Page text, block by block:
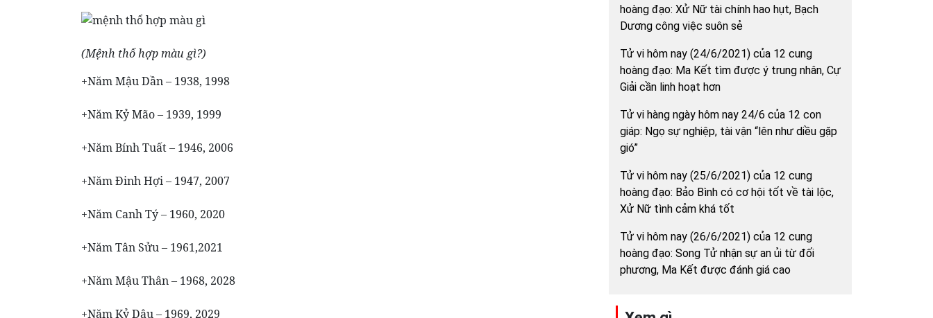
(Mệnh thổ hợp màu gì?)
+Năm Mậu Dần – 1938, 1998
+Năm Kỷ Mão – 1939, 1999
+Năm Bính Tuất – 1946, 2006
+Năm Đinh Hợi – 1947, 2007
+Năm Canh Tý – 1960, 2020
+Năm Tân Sửu – 1961,2021
+Năm Mậu Thân – 1968, 2028
+Năm Kỷ Dậu – 1969, 2029
hoàng đạo: Xử Nữ tài chính hao hụt, Bạch
Dương công việc suôn sẻ
Tử vi hôm nay (24/6/2021) của 12 cung
hoàng đạo: Ma Kết tìm được ý trung nhân, Cự
Giải cần linh hoạt hơn
Tử vi hàng ngày hôm nay 24/6 của 12 con
giáp: Ngọ sự nghiệp, tài vận “lên như diều gặp
gió”
Tử vi hôm nay (25/6/2021) của 12 cung
hoàng đạo: Bảo Bình có cơ hội tốt về tài lộc,
Xử Nữ tình cảm khá tốt
Tử vi hôm nay (26/6/2021) của 12 cung
hoàng đạo: Song Tử nhận sự an ủi từ đối
phương, Ma Kết được đánh giá cao